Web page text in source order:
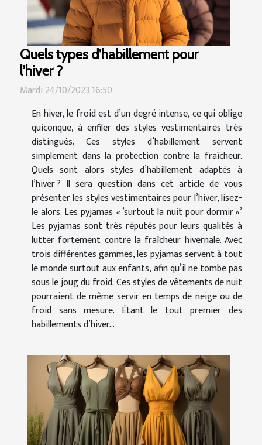
Quels types d’habillement pour
l’hiver ?
Mardi 24/10/2023 16:50
En hiver, le froid est d’un degré intense, ce qui oblige
quiconque, à enfiler des styles vestimentaires très
distingués. Ces styles d’habillement servent
simplement dans la protection contre la fraîcheur.
Quels sont alors styles d’habillement adaptés à
l’hiver ? Il sera question dans cet article de vous
présenter les styles vestimentaires pour l’hiver, lisez-
le alors. Les pyjamas « ’surtout la nuit pour dormir »’
Les pyjamas sont très réputés pour leurs qualités à
lutter fortement contre la fraîcheur hivernale. Avec
trois différentes gammes, les pyjamas servent à tout
le monde surtout aux enfants, afin qu’il ne tombe pas
sous le joug du froid. Ces styles de vêtements de nuit
pourraient de même servir en temps de neige ou de
froid sans mesure. Étant le tout premier des
habillements d’hiver...